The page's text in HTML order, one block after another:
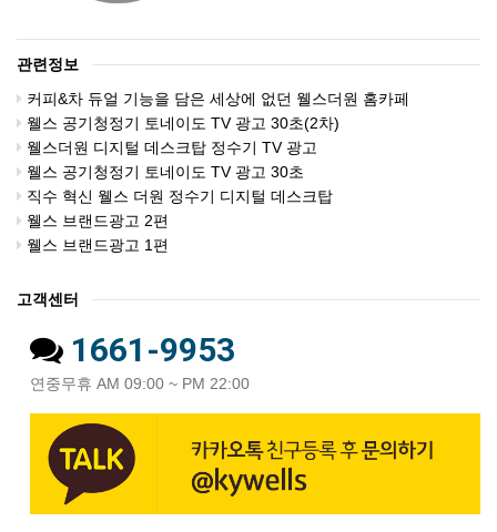
관련정보
커피&차 듀얼 기능을 담은 세상에 없던 웰스더원 홈카페
웰스 공기청정기 토네이도 TV 광고 30초(2차)
웰스더원 디지털 데스크탑 정수기 TV 광고
웰스 공기청정기 토네이도 TV 광고 30초
직수 혁신 웰스 더원 정수기 디지털 데스크탑
웰스 브랜드광고 2편
웰스 브랜드광고 1편
고객센터
1661-9953
연중무휴 AM 09:00 ~ PM 22:00